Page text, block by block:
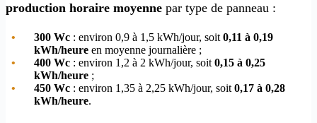
production horaire moyenne par type de panneau :
300 Wc : environ 0,9 à 1,5 kWh/jour, soit0,11 à 0,19
kWh/heure en moyenne journalière ;
400 Wc : environ 1,2 à 2 kWh/jour, soit0,15 à 0,25
kWh/heure ;
450 Wc : environ 1,35 à 2,25 kWh/jour, soit0,17 à 0,28
kWh/heure.